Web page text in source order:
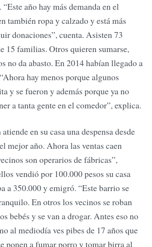
año hay más demanda en el
también ropa y calzado y está más
donaciones”, cuenta. Asisten 73
15 familias. Otros quieren sumarse,
no da abasto. En 2014 habían llegado a
hay menos porque algunos
y se fueron y además porque ya no
a tanta gente en el comedor”, explica.
en su casa una despensa desde
mejor año. Ahora las ventas caen
son operarios de fábricas”,
vendió por 100.000 pesos su casa
a 350.000 y emigró. “Este barrio se
En otros los vecinos se roban
bebés y se van a drogar. Antes eso no
al mediodía ves pibes de 17 años que
ponen a fumar porro y tomar birra al